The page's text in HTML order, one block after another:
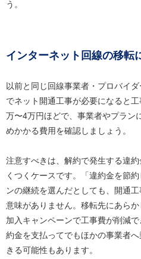
う。
インターネット回線の移転
以前と同じ回線事業者・プロバイ
でネット開通工事が必要になると
万〜4万円ほどで、事業者やプラン
めかかる費用を確認しましょう。
注意すべきは、解約で発生する違
くつくケースです。「違約金を節
ンの継続を選んだとしても、開通
意味がありません。移転先にあら
加入キャンペーンで工事費が削減
約金を支払ってでもほかの事業者
きる可能性もあります。